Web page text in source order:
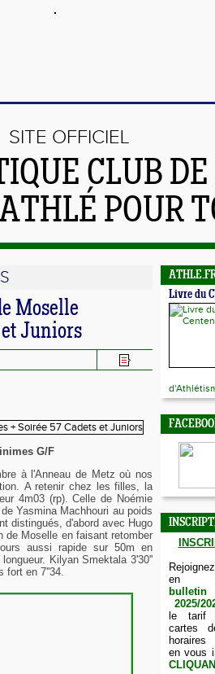
SITE OFFICIEL
CLUB
POUR
Moselle
Juniors
G/F
à l'Anneau de Metz où nos
A retenir chez les filles, la
4m03 (rp).Celle de Noémie
Yasmina Machhouri au poids
distingués, d'abord avec Hugo
de Moselle en faisant retomber
aussi rapide sur 50m en
Kilyan Smektala 3'30''
fort en 7''34.
Livre du
en
2025/
le tarif
cartes
en vous